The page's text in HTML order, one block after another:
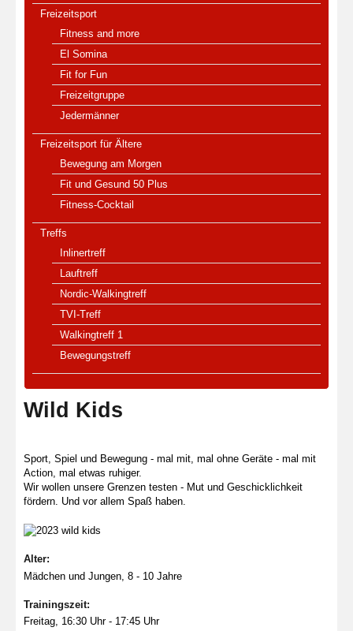
Freizeitsport
Fitness and more
El Somina
Fit for Fun
Freizeitgruppe
Jedermänner
Freizeitsport für Ältere
Bewegung am Morgen
Fit und Gesund 50 Plus
Fitness-Cocktail
Treffs
Inlinertreff
Lauftreff
Nordic-Walkingtreff
TVI-Treff
Walkingtreff 1
Bewegungstreff
Wild Kids
Sport, Spiel und Bewegung - mal mit, mal ohne Geräte - mal mit
Action, mal etwas ruhiger.
Wir wollen unsere Grenzen testen - Mut und Geschicklichkeit
fördern. Und vor allem Spaß haben.
Alter:
Mädchen und Jungen, 8 - 10 Jahre
Trainingszeit:
Freitag, 16:30 Uhr - 17:45 Uhr